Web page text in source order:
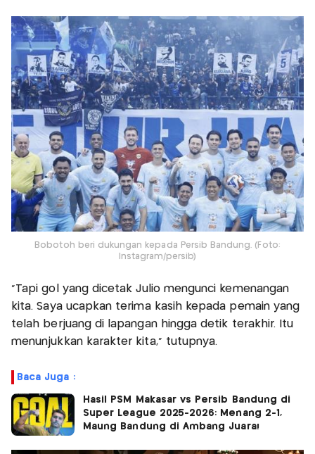
Bobotoh beri dukungan kepada Persib Bandung. (Foto:
Instagram/persib)
"Tapi gol yang dicetak Julio mengunci kemenangan
kita. Saya ucapkan terima kasih kepada pemain yang
telah berjuang di lapangan hingga detik terakhir. Itu
menunjukkan karakter kita," tutupnya.
Baca Juga :
Hasil PSM Makasar vs Persib Bandung di
Super League 2025-2026: Menang 2-1,
Maung Bandung di Ambang Juara!